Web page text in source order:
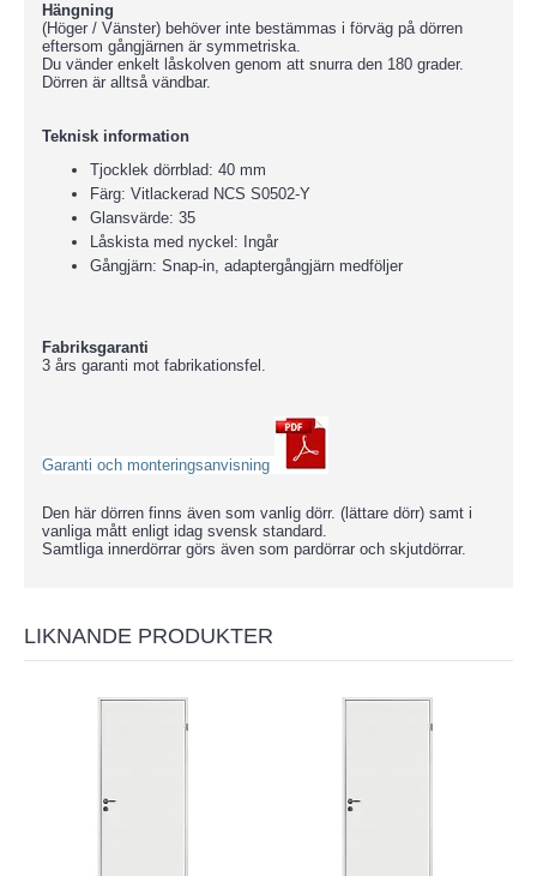
Hängning
(Höger / Vänster) behöver inte bestämmas i förväg på dörren
eftersom gångjärnen är symmetriska.
Du vänder enkelt låskolven genom att snurra den 180 grader.
Dörren är alltså vändbar.
Teknisk information
Tjocklek dörrblad: 40 mm
Färg: Vitlackerad NCS S0502-Y
Glansvärde: 35
Låskista med nyckel: Ingår
Gångjärn: Snap-in, adaptergångjärn medföljer
Fabriksgaranti
3 års garanti mot fabrikationsfel.
Garanti och monteringsanvisning
Den här dörren finns även som vanlig dörr. (lättare dörr) samt i
vanliga mått enligt idag svensk standard.
Samtliga innerdörrar görs även som pardörrar och skjutdörrar.
LIKNANDE PRODUKTER